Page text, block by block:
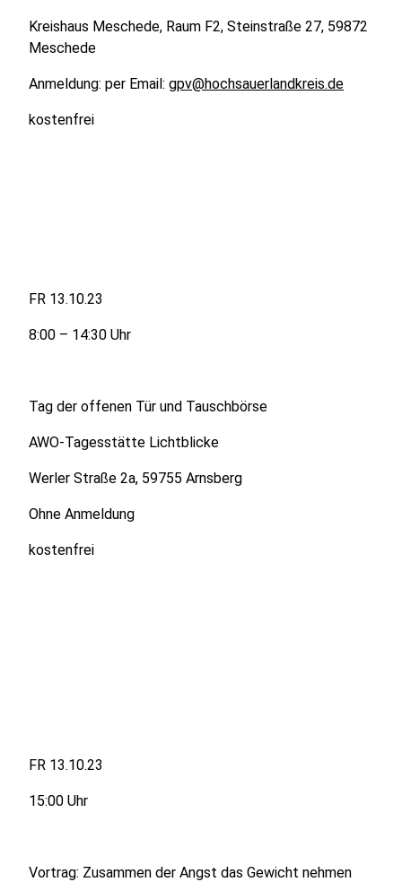
Kreishaus Meschede, Raum F2, Steinstraße 27, 59872
Meschede
Anmeldung: per Email: gpv@hochsauerlandkreis.de
kostenfrei
FR 13.10.23
8:00 – 14:30 Uhr
Tag der offenen Tür und Tauschbörse
AWO-Tagesstätte Lichtblicke
Werler Straße 2a, 59755 Arnsberg
Ohne Anmeldung
kostenfrei
FR 13.10.23
15:00 Uhr
Vortrag: Zusammen der Angst das Gewicht nehmen